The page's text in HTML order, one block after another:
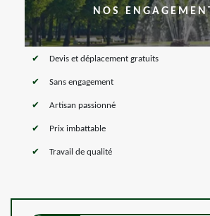
NOS
Devis et déplacement gratuits
Sans engagement
Artisan passionné
Prix imbattable
Travail de qualité